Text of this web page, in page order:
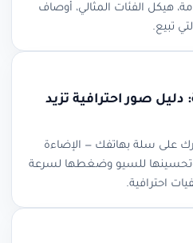
هيكل الفئات المثالي، أوصاف
تبيع.
صور احترافية تزيد
على سلة بهاتفك — الإضاءة
وتحسينها للسيو وضغطها لسرعة